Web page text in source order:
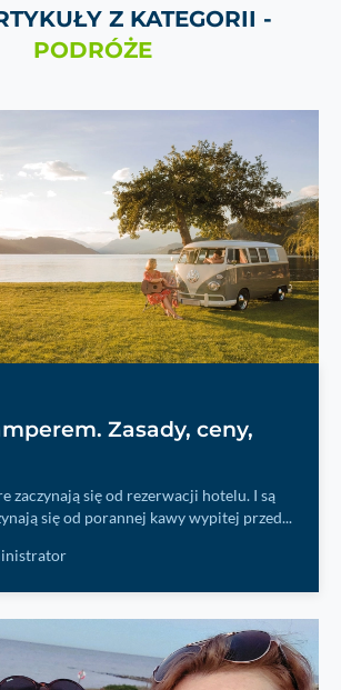
Z KATEGORII -
PODRÓŻE
Zasady, ceny,
zaczynają się od rezerwacji hotelu. I są
się od porannej kawy wypitej przed...